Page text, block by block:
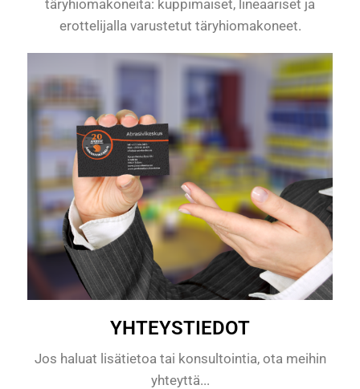
täryhiomakoneita: kuppimaiset, lineaariset ja
erottelijalla varustetut täryhiomakoneet.
YHTEYSTIEDOT
Jos haluat lisätietoa tai konsultointia, ota meihin
yhteyttä...